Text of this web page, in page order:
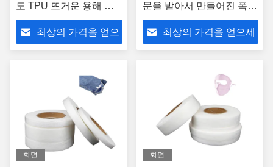
도 TPU 뜨거운 용해 접
착성 웹 필름
최상의 가격을 얻으
문을 받아서 만들어진 폭
뜨거운 용해 접착성 웹 영
화
최상의 가격을 얻으세
화면 화면